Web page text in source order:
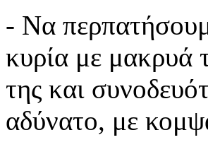
- Να
κυρία με μακρυά
της και
αδύνατο, με